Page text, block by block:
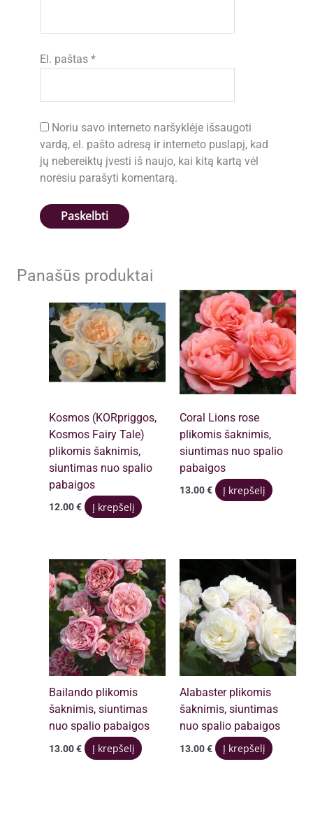
El. paštas*
Noriu savo interneto naršyklėje išsaugoti
vardą, el. pašto adresą ir interneto puslapį, kad
jų nebereiktų įvesti iš naujo, kai kitą kartą vėl
norėsiu parašyti komentarą.
Panašūs produktai
Kosmos (KORpriggos,
Kosmos Fairy Tale)
plikomis šaknimis,
siuntimas nuo spalio
pabaigos
12.00€ Į krepšelį
Coral Lions rose
plikomis šaknimis,
siuntimas nuo spalio
pabaigos
13.00€ Į krepšelį
Bailando plikomis
šaknimis, siuntimas
nuo spalio pabaigos
13.00€ Į krepšelį
Alabaster plikomis
šaknimis, siuntimas
nuo spalio pabaigos
13.00€ Į krepšelį